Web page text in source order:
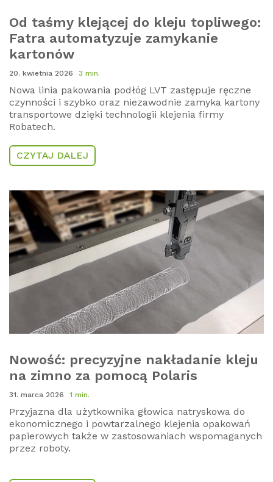
Od taśmy klejącej do kleju topliwego:
Fatra automatyzuje zamykanie
kartonów
20. kwietnia 2026 3 min.
Nowa linia pakowania podłóg LVT zastępuje ręczne
czynności i szybko oraz niezawodnie zamyka kartony
transportowe dzięki technologii klejenia firmy
Robatech.
CZYTAJ DALEJ
Nowość: precyzyjne nakładanie kleju
na zimno za pomocą Polaris
31. marca 2026 1 min.
Przyjazna dla użytkownika głowica natryskowa do
ekonomicznego i powtarzalnego klejenia opakowań
papierowych także w zastosowaniach wspomaganych
przez roboty.